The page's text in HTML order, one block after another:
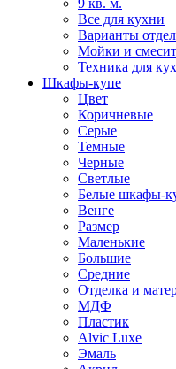
9 кв. м.
Все для кухни
Варианты
Мойки и
Техника для
Шкафы-купе
Цвет
Коричневые
Серые
Темные
Черные
Светлые
Белые шкафы-
Венге
Размер
Маленькие
Большие
Средние
Отделка и
МДФ
Пластик
Alvic Luxe
Эмаль